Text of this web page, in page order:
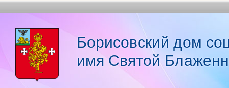
Борисовский дом
имя Святой